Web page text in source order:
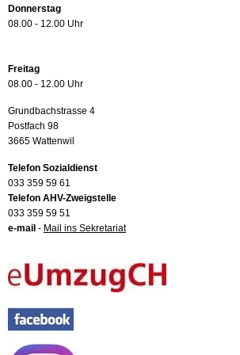
Donnerstag
08.00 - 12.00 Uhr
Freitag
08.00 - 12.00 Uhr
Grundbachstrasse 4
Postfach 98
3665 Wattenwil
Telefon Sozialdienst
033 359 59 61
Telefon AHV-Zweigstelle
033 359 59 51
e-mail - Mail ins Sekretariat